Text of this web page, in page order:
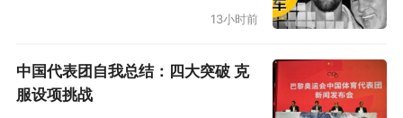
在黄金一号球馆本赛季最后一个主场比赛
NBA生涯，也才刚刚开始。
13小时前
中国代表团自我总结：四大突破 克
服设项挑战